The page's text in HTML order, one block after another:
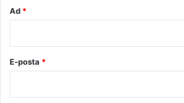
edilmesi, doğru beslenme ve gerekli
önlenmesi mümkündür. Demir eksikliği
demir seviyelerini düzenli olarak kontrol
Ad *
E-posta *